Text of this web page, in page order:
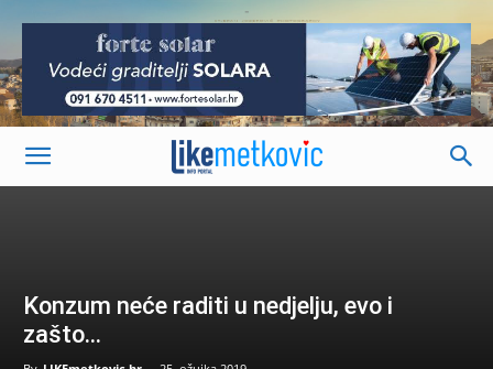
-
Konzum neće raditi u nedjelju, evo i
zašto…